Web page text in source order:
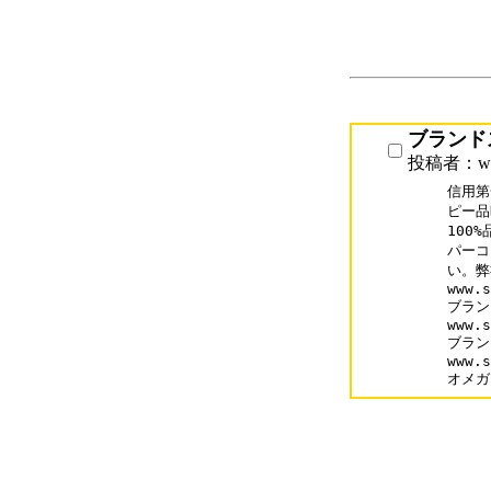
ブラン
投稿者：
信用
ピー
100%
パー
い。
ブラ
ブラ
オメ